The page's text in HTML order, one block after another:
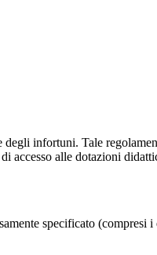
infortuni. Tale
accesso alle dotazioni
specificato (compresi